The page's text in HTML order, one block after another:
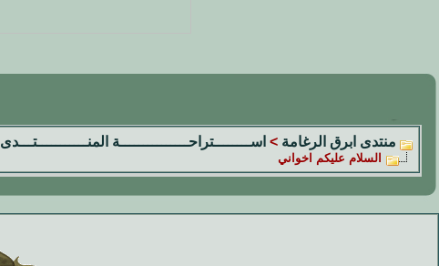
منتدى ابرق الرغامة > اســــــــتراحـــــــــــــــة المنـــــــــــتـــدى
السلام عليكم اخواني